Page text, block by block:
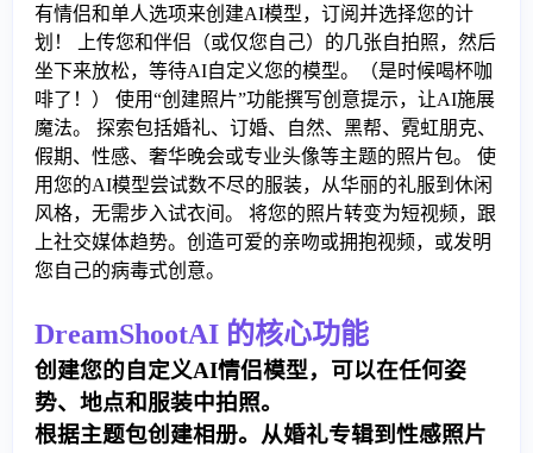
有情侣和单人选项来创建AI模型，订阅并选择您的计
划！ 上传您和伴侣（或仅您自己）的几张自拍照，然后
坐下来放松，等待AI自定义您的模型。（是时候喝杯咖
啡了！） 使用“创建照片”功能撰写创意提示，让AI施展
魔法。 探索包括婚礼、订婚、自然、黑帮、霓虹朋克、
假期、性感、奢华晚会或专业头像等主题的照片包。 使
用您的AI模型尝试数不尽的服装，从华丽的礼服到休闲
风格，无需步入试衣间。 将您的照片转变为短视频，跟
上社交媒体趋势。创造可爱的亲吻或拥抱视频，或发明
您自己的病毒式创意。
DreamShootAI 的核心功能
创建您的自定义AI情侣模型，可以在任何姿
势、地点和服装中拍照。
根据主题包创建相册。从婚礼专辑到性感照片
回复
取消 确定